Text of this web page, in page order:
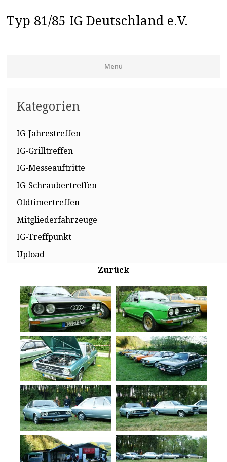
Typ 81/85 IG Deutschland e.V.
Menü
Kategorien
IG-Jahrestreffen
IG-Grilltreffen
IG-Messeauftritte
IG-Schraubertreffen
Oldtimertreffen
Mitgliederfahrzeuge
IG-Treffpunkt
Upload
Zurück